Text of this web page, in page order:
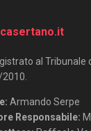
al Tribunale
Armando Serpe
Responsabile: